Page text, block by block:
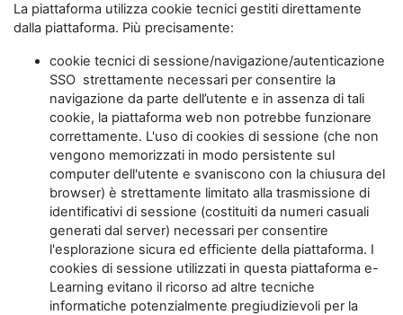
La piattaforma utilizza cookie tecnici gestiti direttamente
dalla piattaforma. Più precisamente:
cookie tecnici di sessione/navigazione/autenticazione
SSO strettamente necessari per consentire la
navigazione da parte dell’utente e in assenza di tali
cookie, la piattaforma web non potrebbe funzionare
correttamente. L'uso di cookies di sessione (che non
vengono memorizzati in modo persistente sul
computer dell'utente e svaniscono con la chiusura del
browser) è strettamente limitato alla trasmissione di
identificativi di sessione (costituiti da numeri casuali
generati dal server) necessari per consentire
l'esplorazione sicura ed efficiente della piattaforma. I
cookies di sessione utilizzati in questa piattaforma e-
Learning evitano il ricorso ad altre tecniche
informatiche potenzialmente pregiudizievoli per la